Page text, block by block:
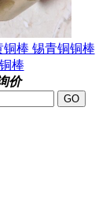
棒 锡青铜铜棒
棒
价